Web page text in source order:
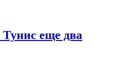
Тунис еще два